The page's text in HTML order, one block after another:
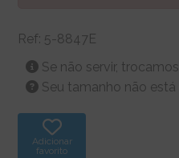
Ref: 5-8847E
Se não servir,
Seu tamanho não
Adicionar
favorito